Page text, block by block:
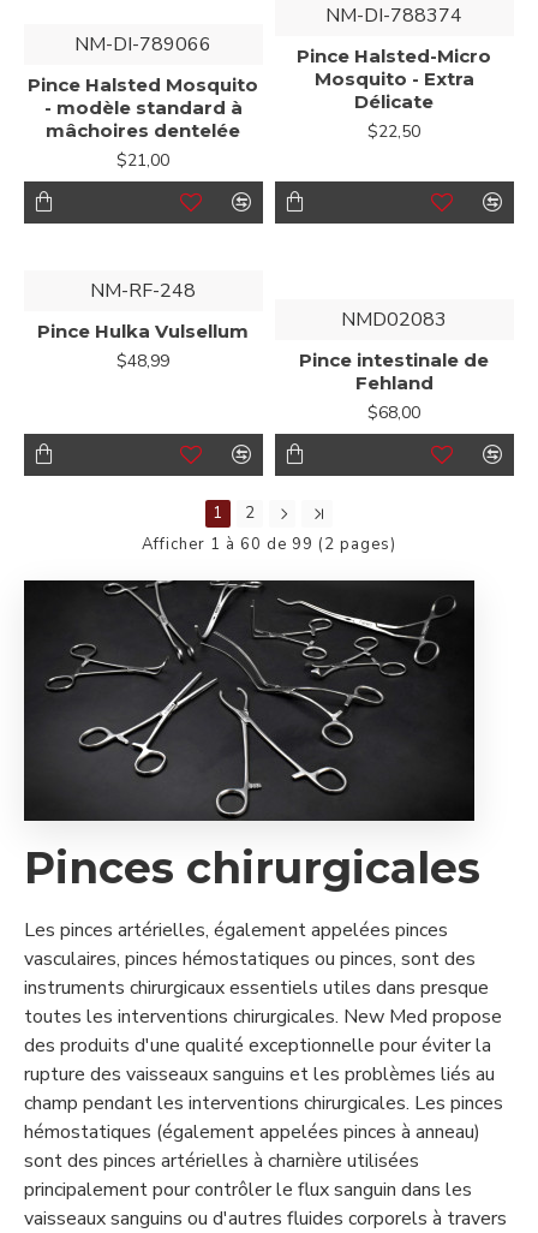
Pinces chirurgicales
Les pinces artérielles, également appelées pinces
vasculaires, pinces hémostatiques ou pinces, sont des
instruments chirurgicaux essentiels utiles dans presque
toutes les interventions chirurgicales. New Med propose
des produits d'une qualité exceptionnelle pour éviter la
rupture des vaisseaux sanguins et les problèmes liés au
champ pendant les interventions chirurgicales. Les pinces
hémostatiques (également appelées pinces à anneau)
sont des pinces artérielles à charnière utilisées
principalement pour contrôler le flux sanguin dans les
vaisseaux sanguins ou d'autres fluides corporels à travers
NM-DI-789066
Pince Halsted Mosquito
- modèle standard à
mâchoires dentelée
$21,00
NM-DI-788374
Pince Halsted-Micro
Mosquito - Extra
Délicate
$22,50
NM-RF-248
Pince Hulka Vulsellum
$48,99
NMD02083
Pince intestinale de
Fehland
$68,00
1
2
Afficher 1 à 60 de 99 (2 pages)